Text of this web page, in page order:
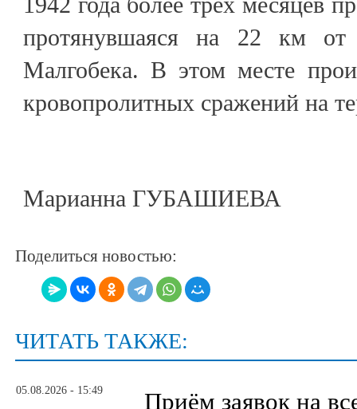
протянувшаяся на 22 км от
Малгобека. В этом месте
кровопролитных сражений на
Марианна ГУБАШИЕВА
Поделиться новостью:
ЧИТАТЬ ТАКЖЕ:
05.08.2026 - 15:49
Приём заявок на